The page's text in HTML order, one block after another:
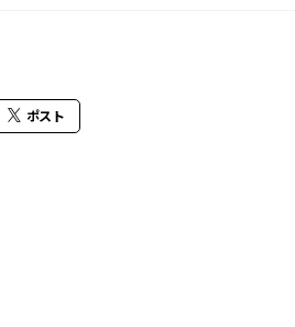
ポスト